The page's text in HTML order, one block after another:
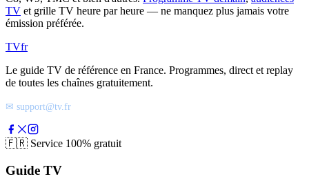
TV et grille TV heure par heure — ne manquez plus jamais votre
émission préférée.
TVfr
Le guide TV de référence en France. Programmes, direct et replay
de toutes les chaînes gratuitement.
✉ support@tv.fr
🇫🇷 Service 100% gratuit
Guide TV